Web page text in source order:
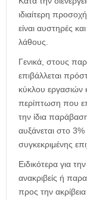
ιδιαίτερη
είναι αυστηρές
λάθους.
Γενικά, στους
επιβάλλεται
κύκλου εργασιών
περίπτωση που
την ίδια
αυξάνεται στο
συγκεκριμένης
Ειδικότερα για
ανακριβείς ή
προς την